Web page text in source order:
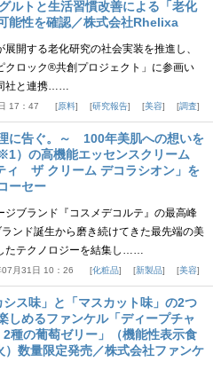
ルトと生活習慣改善による「老化
能性を確認／株式会社Rhelixa
開する老化研究の社会実装を推進し、
クロック®共創プロジェクト」に参画い
社と連携……
17：47 原料 研究報告 美容 調査
に告ぐ。～ 100年美肌への想いを
）の高機能エッセンスクリーム
ィ ザ クリーム デコラシオン」を
ーセー
ブランド『コスメデコルテ』の最高峰
ンド誕生から磨き続けてきた最先端の美
たテクノロジーを結集し……
月31日 10：26 化粧品 新製品 美容
ス味」と「マスカット味」の2つ
しめるファンケル「ディープチャ
種の葡萄ゼリー」（機能性表示食
）数量限定発売／株式会社ファンケ